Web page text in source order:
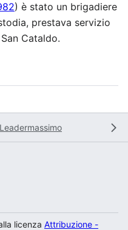
) è stato un brigadiere
prestava servizio
Cataldo.
Leadermassimo
licenza Attribuzione -